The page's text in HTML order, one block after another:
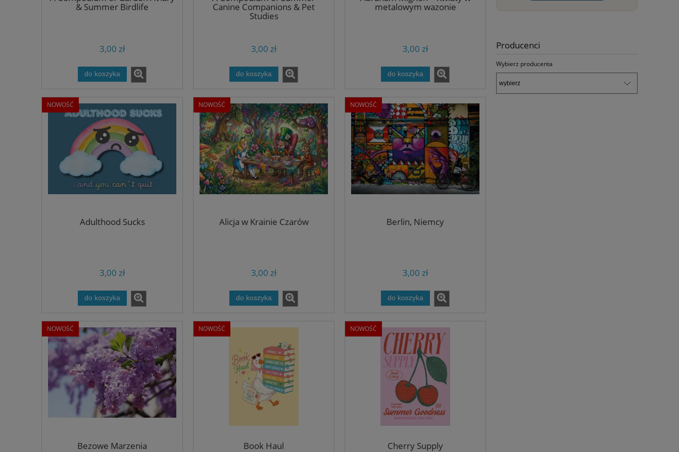
& Summer Birdlife
3,00 zł
do koszyka
Canine Companions & Pet
Studies
3,00 zł
do koszyka
metalowym wazonie
3,00 zł
do koszyka
Adulthood Sucks
3,00 zł
do koszyka
NOWOŚĆ
Alicja w Krainie Czarów
3,00 zł
do koszyka
NOWOŚĆ
Berlin, Niemcy
3,00 zł
do koszyka
NOWOŚĆ
Bezowe Marzenia
NOWOŚĆ
Book Haul
NOWOŚĆ
Cherry Supply
NOWOŚĆ
Producenci
Wybierz producenta